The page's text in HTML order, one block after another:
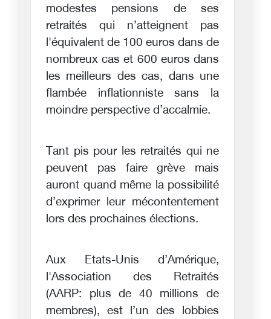
modestes pensions de ses
retraités qui n’atteignent pas
l'équivalent de 100 euros dans de
nombreux cas et 600 euros dans
les meilleurs des cas, dans une
flambée inflationniste sans la
moindre perspective d’accalmie.
Tant pis pour les retraités qui ne
peuvent pas faire grève mais
auront quand même la possibilité
d’exprimer leur mécontentement
lors des prochaines élections.
Aux Etats-Unis d’Amérique,
l'Association des Retraités
(AARP: plus de 40 millions de
membres), est l’un des lobbies